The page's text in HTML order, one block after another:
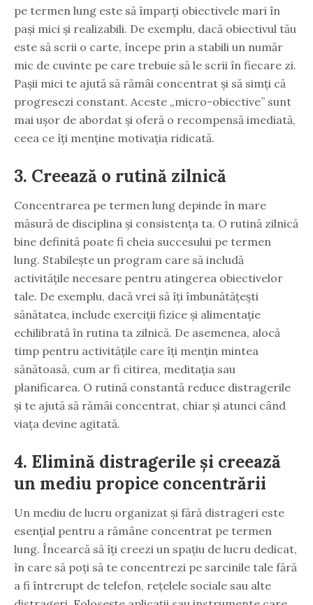
pe termen lung este să împarți obiectivele mari în
pași mici și realizabili. De exemplu, dacă obiectivul tău
este să scrii o carte, începe prin a stabili un număr
mic de cuvinte pe care trebuie să le scrii în fiecare zi.
Pașii mici te ajută să rămâi concentrat și să simți că
progresezi constant. Aceste „micro-obiective” sunt
mai ușor de abordat și oferă o recompensă imediată,
ceea ce îți menține motivația ridicată.
3. Creează o rutină zilnică
Concentrarea pe termen lung depinde în mare
măsură de disciplina și consistența ta. O rutină zilnică
bine definită poate fi cheia succesului pe termen
lung. Stabilește un program care să includă
activitățile necesare pentru atingerea obiectivelor
tale. De exemplu, dacă vrei să îți îmbunătățești
sănătatea, include exerciții fizice și alimentație
echilibrată în rutina ta zilnică. De asemenea, alocă
timp pentru activitățile care îți mențin mintea
sănătoasă, cum ar fi citirea, meditația sau
planificarea. O rutină constantă reduce distragerile
și te ajută să rămâi concentrat, chiar și atunci când
viața devine agitată.
4. Elimină distragerile și creează
un mediu propice concentrării
Un mediu de lucru organizat și fără distrageri este
esențial pentru a rămâne concentrat pe termen
lung. Încearcă să îți creezi un spațiu de lucru dedicat,
în care să poți să te concentrezi pe sarcinile tale fără
a fi întrerupt de telefon, rețelele sociale sau alte